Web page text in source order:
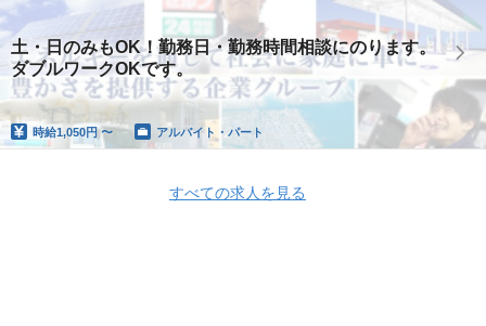
土・日のみもOK！勤務日・勤務時間相談にのります。
ダブルワークOKです。
時給1,050円 〜 アルバイト・パート
すべての求人を見る